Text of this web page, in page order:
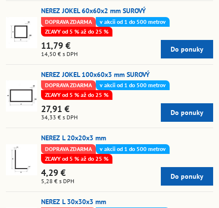
NEREZ JOKEL 60x60x2 mm SUROVÝ
DOPRAVA ZDARMA
v akcii od 1 do 500 metrov
ZĽAVY od 5 % až do 25 %
11,79 €
14,50 € s DPH
Do ponuky
NEREZ JOKEL 100x60x3 mm SUROVÝ
DOPRAVA ZDARMA
v akcii od 1 do 500 metrov
ZĽAVY od 5 % až do 25 %
27,91 €
34,33 € s DPH
Do ponuky
NEREZ L 20x20x3 mm
DOPRAVA ZDARMA
v akcii od 1 do 500 metrov
ZĽAVY od 5 % až do 25 %
4,29 €
5,28 € s DPH
Do ponuky
NEREZ L 30x30x3 mm